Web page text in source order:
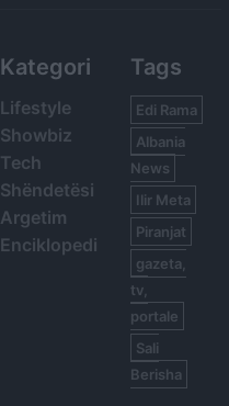
Kategori
Lifestyle
Showbiz
Tech
Shëndetësi
Argetim
Enciklopedi
Tags
Edi Rama
Albania
News
Ilir Meta
Piranjat
gazeta,
tv,
portale
Sali
Berisha